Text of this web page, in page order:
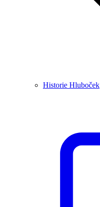
Historie Hluboček